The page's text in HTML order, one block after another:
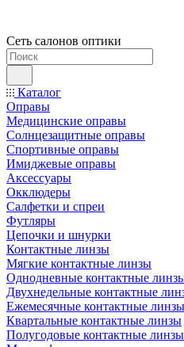
Сеть салонов оптики
Каталог
Оправы
Медицинские оправы
Солнцезащитные оправы
Спортивные оправы
Имиджевые оправы
Аксессуары
Окклюдеры
Салфетки и спреи
Футляры
Цепочки и шнурки
Контактные линзы
Мягкие контактные линзы
Однодневные контактные
Двухнедельные контактные
Ежемесячные контактные линзы
Квартальные контактные линзы
Полугодовые контактные линзы